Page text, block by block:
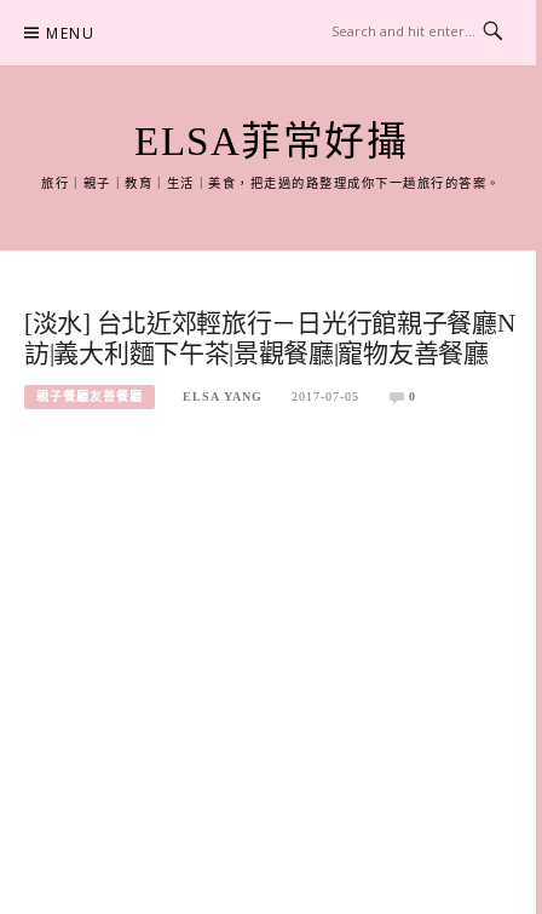
content
MENU
ELSA菲常好攝
旅行｜親子｜教育｜生活｜美食，把走過的路整理成你下一趟旅行的答案。
[淡水] 台北近郊輕旅行－日光行館親子餐廳N
訪|義大利麵下午茶|景觀餐廳|寵物友善餐廳
親子餐廳友善餐廳 ELSA YANG 2017-07-05 0